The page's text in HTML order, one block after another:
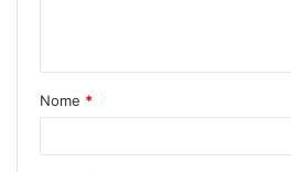
Nome *